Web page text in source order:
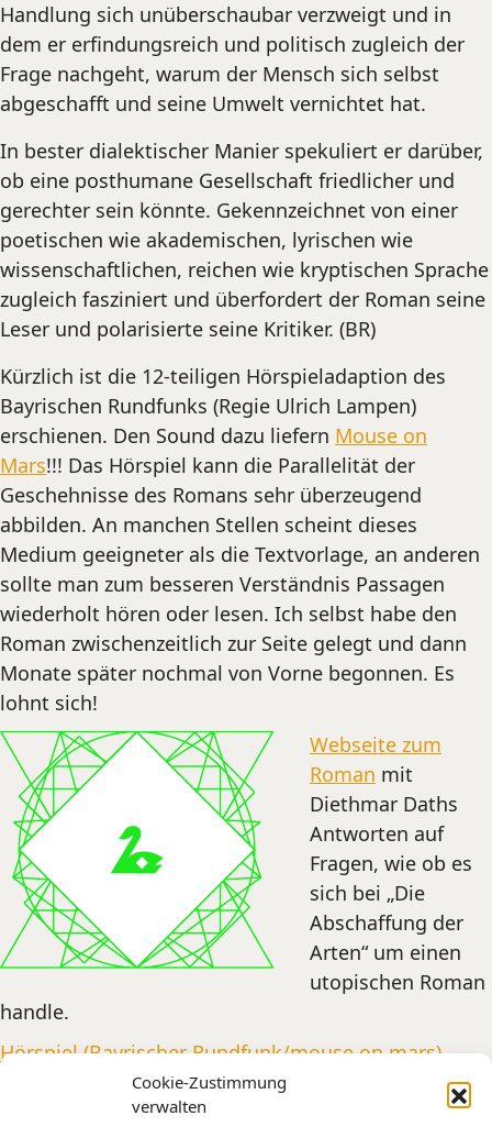
Cookie-Zustimmung
verwalten
Handlung sich unüberschaubar verzweigt und in
dem er erfindungsreich und politisch zugleich der
Frage nachgeht, warum der Mensch sich selbst
abgeschafft und seine Umwelt vernichtet hat.
In bester dialektischer Manier spekuliert er darüber,
ob eine posthumane Gesellschaft friedlicher und
gerechter sein könnte. Gekennzeichnet von einer
poetischen wie akademischen, lyrischen wie
wissenschaftlichen, reichen wie kryptischen Sprache
zugleich fasziniert und überfordert der Roman seine
Leser und polarisierte seine Kritiker. (BR)
Kürzlich ist die 12-teiligen Hörspieladaption des
Bayrischen Rundfunks (Regie Ulrich Lampen)
erschienen. Den Sound dazu liefern Mouse on
Mars!!! Das Hörspiel kann die Parallelität der
Geschehnisse des Romans sehr überzeugend
abbilden. An manchen Stellen scheint dieses
Medium geeigneter als die Textvorlage, an anderen
sollte man zum besseren Verständnis Passagen
wiederholt hören oder lesen. Ich selbst habe den
Roman zwischenzeitlich zur Seite gelegt und dann
Monate später nochmal von Vorne begonnen. Es
lohnt sich!
Webseite zum
Roman mit
Diethmar Daths
Antworten auf
Fragen, wie ob es
sich bei „Die
Abschaffung der
Arten“ um einen
utopischen Roman
handle.
Hörspiel (Bayrischer Rundfunk/mouse on mars)